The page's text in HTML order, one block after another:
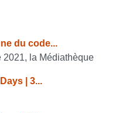
du code...
2021, la Médiathèque
| 3...